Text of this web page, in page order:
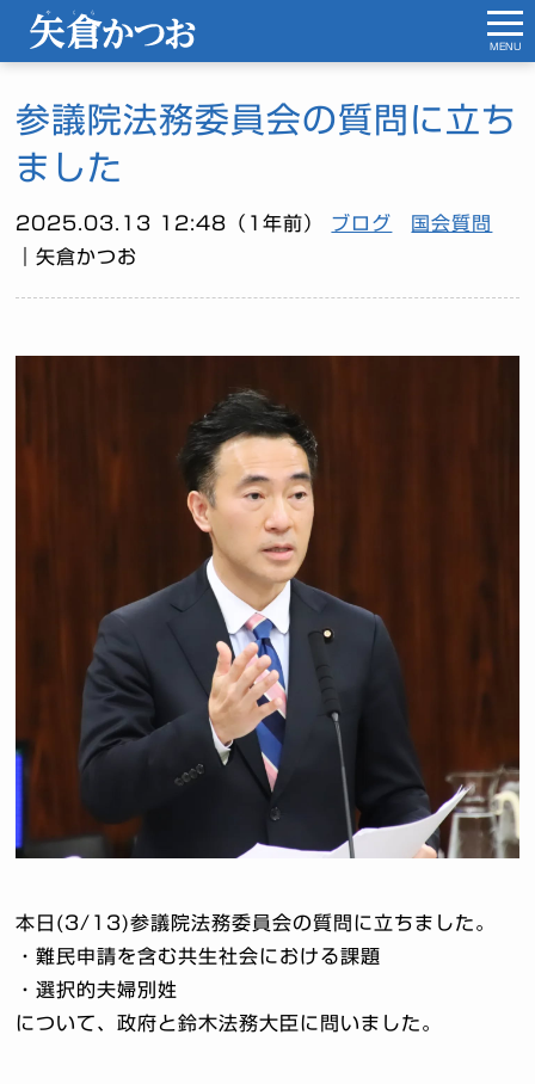
参議院法務委員会の質問に立ち
ました
2025.03.13 12:48（1年前） ブログ
国会質問
｜矢倉かつお
本日(3/13)参議院法務委員会の質問に立ちました。
・難民申請を含む共生社会における課題
・選択的夫婦別姓
について、政府と鈴木法務大臣に問いました。
MENU